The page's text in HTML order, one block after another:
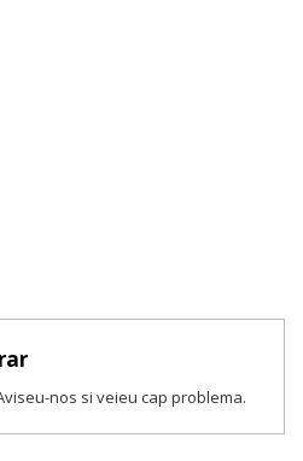
nos si veieu cap problema.